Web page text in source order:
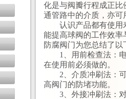
化是与阀瓣行程成正
通管路中的介质，亦
认识产品都有使用寿
能提高球阀的工作效率
防腐阀门为您总结了
1、用前检查法：电
在使用前必须做的。
2、介质冲刷法：可
高阀门的防堵功能。
3、外接冲刷法：对